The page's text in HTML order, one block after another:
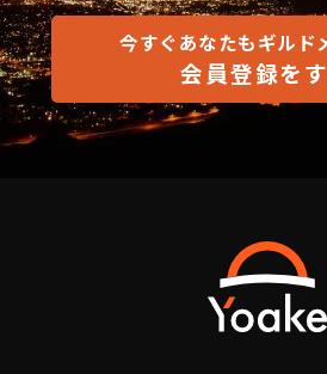
今すぐあなたもギルド
会員登録を